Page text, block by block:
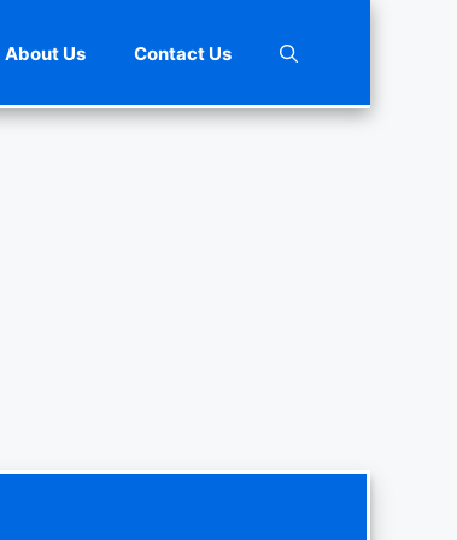
About Us Contact Us